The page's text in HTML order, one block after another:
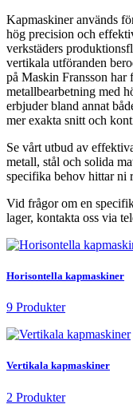
Kapmaskiner används
hög precision och
verkstäders
vertikala utföranden
på Maskin Fransson
metallbearbetning med
erbjuder bland annat
mer exakta snitt och
Se vårt utbud av
metall, stål och solida
specifika behov hittar ni
Vid frågor om en
lager, kontakta oss via
Horisontella kapmaskiner
9 Produkter
Vertikala kapmaskiner
2 Produkter